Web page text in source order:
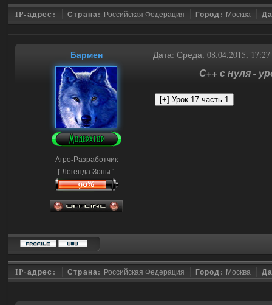
IP-адрес: Страна: Российская Федерация Город: Москва
Бармен Дата: Среда, 08.04.2015,
Агро-Разработчик
[ Легенда Зоны ]
С++ с нуля -
IP-адрес: Страна: Российская Федерация Город: Москва